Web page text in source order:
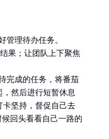
理待办任务。
果；让团队上下聚焦
完成的任务，将番茄
然后进行短暂休息
坚持，督促自己去
回头看看自己一路的